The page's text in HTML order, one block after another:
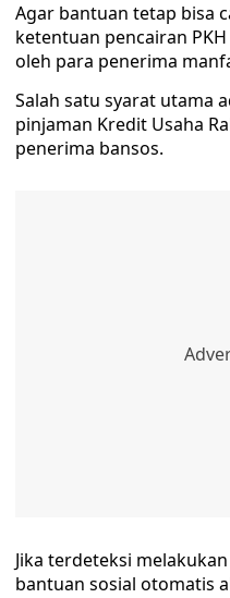
Agar bantuan tetap bisa
ketentuan pencairan
oleh para penerima
Salah satu syarat utama
pinjaman Kredit Usaha
penerima bansos.
Jika terdeteksi
bantuan sosial otomatis